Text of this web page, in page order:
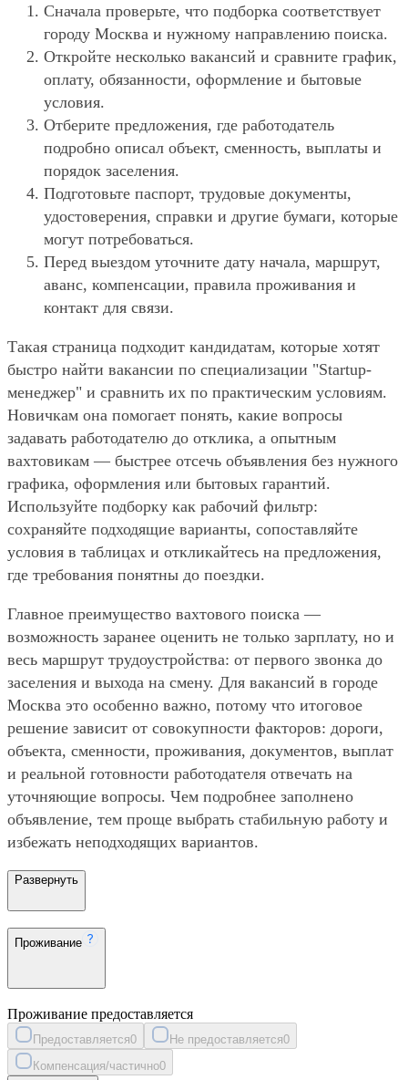
Сначала проверьте, что подборка соответствует
городу Москва и нужному направлению поиска.
Откройте несколько вакансий и сравните график,
оплату, обязанности, оформление и бытовые
условия.
Отберите предложения, где работодатель
подробно описал объект, сменность, выплаты и
порядок заселения.
Подготовьте паспорт, трудовые документы,
удостоверения, справки и другие бумаги, которые
могут потребоваться.
Перед выездом уточните дату начала, маршрут,
аванс, компенсации, правила проживания и
контакт для связи.
Такая страница подходит кандидатам, которые хотят
быстро найти вакансии по специализации "Startup-
менеджер" и сравнить их по практическим условиям.
Новичкам она помогает понять, какие вопросы
задавать работодателю до отклика, а опытным
вахтовикам — быстрее отсечь объявления без нужного
графика, оформления или бытовых гарантий.
Используйте подборку как рабочий фильтр:
сохраняйте подходящие варианты, сопоставляйте
условия в таблицах и откликайтесь на предложения,
где требования понятны до поездки.
Главное преимущество вахтового поиска —
возможность заранее оценить не только зарплату, но и
весь маршрут трудоустройства: от первого звонка до
заселения и выхода на смену. Для вакансий в городе
Москва это особенно важно, потому что итоговое
решение зависит от совокупности факторов: дороги,
объекта, сменности, проживания, документов, выплат
и реальной готовности работодателя отвечать на
уточняющие вопросы. Чем подробнее заполнено
объявление, тем проще выбрать стабильную работу и
избежать неподходящих вариантов.
Развернуть
Проживание
Проживание предоставляется
Предоставляется0 Не предоставляется0
Компенсация/частично0